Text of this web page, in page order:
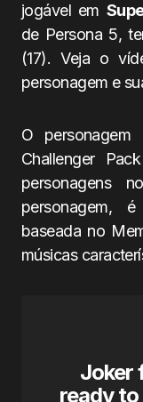
jogável em
de Persona 5,
(17). Veja o
personagem e
O
Challenger
personagens
personagem,
baseada no
músicas
Joker
ready